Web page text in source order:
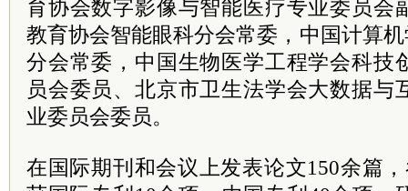
育协会数字影像与智能医疗专业委员会
教育协会智能眼科分会常委 ，中国计算
分会常委，中国生物医学工程学会科技
员会委员、北京市卫生法学会大数据与
业委员会委员。
在国际期刊和会议上发表论文150余篇